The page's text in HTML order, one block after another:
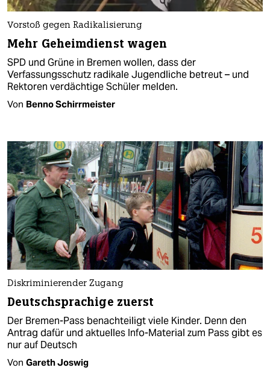
Vorstoß gegen Radikalisierung
Mehr Geheimdienst wagen
SPD und Grüne in Bremen wollen, dass der
Verfassungsschutz radikale Jugendliche betreut – und
Rektoren verdächtige Schüler melden.
Von Benno Schirrmeister
Diskriminierender Zugang
Deutschsprachige zuerst
Der Bremen-Pass benachteiligt viele Kinder. Denn den
Antrag dafür und aktuelles Info-Material zum Pass gibt es
nur auf Deutsch
Von Gareth Joswig